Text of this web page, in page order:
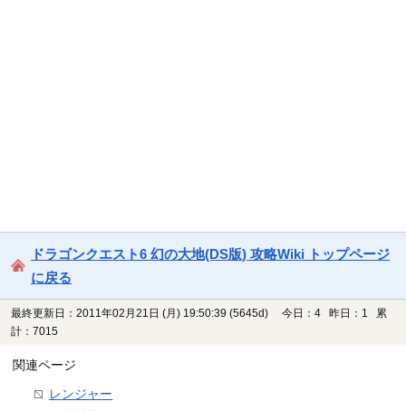
ドラゴンクエスト6 幻の大地(DS版) 攻略Wiki トップページ
に戻る
最終更新日：2011年02月21日 (月) 19:50:39 (5645d)
今日：4 昨日：1 累
計：7015
関連ページ
レンジャー